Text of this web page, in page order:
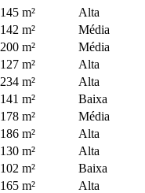
145 m²
Alta
142 m²
Média
200 m²
Média
127 m²
Alta
234 m²
Alta
141 m²
Baixa
178 m²
Média
186 m²
Alta
130 m²
Alta
102 m²
Baixa
165 m²
Alta